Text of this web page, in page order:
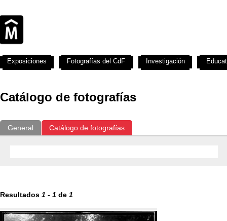
Catálogo de fotografías
General Catálogo de fotografías
Resultados 1 - 1 de 1
Exposiciones Fotografías del CdF Investigación